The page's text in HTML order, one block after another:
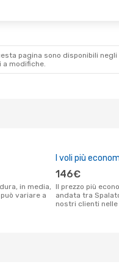
pagina sono disponibili
a modifiche.
variare a
I voli più
146€
Il prezzo più economico per un volo solo
andata tra
nostri clienti